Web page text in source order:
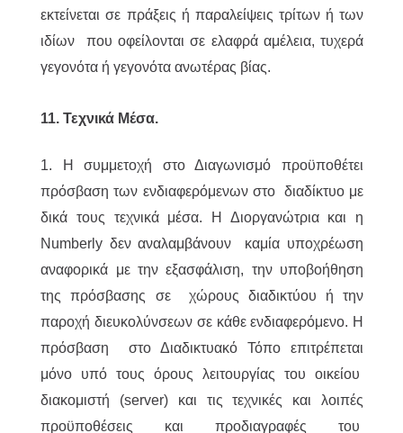
εκτείνεται σε πράξεις ή παραλείψεις τρίτων ή των
ιδίων που οφείλονται σε ελαφρά αμέλεια, τυχερά
γεγονότα ή γεγονότα ανωτέρας βίας.
11. Τεχνικά Μέσα.
1. Η συμμετοχή στο Διαγωνισμό προϋποθέτει
πρόσβαση των ενδιαφερόμενων στο διαδίκτυο με
δικά τους τεχνικά μέσα. Η Διοργανώτρια και η
Numberly δεν αναλαμβάνουν καμία υποχρέωση
αναφορικά με την εξασφάλιση, την υποβοήθηση
της πρόσβασης σε χώρους διαδικτύου ή την
παροχή διευκολύνσεων σε κάθε ενδιαφερόμενο. Η
πρόσβαση στο Διαδικτυακό Τόπο επιτρέπεται
μόνο υπό τους όρους λειτουργίας του οικείου
διακομιστή (server) και τις τεχνικές και λοιπές
προϋποθέσεις και προδιαγραφές του